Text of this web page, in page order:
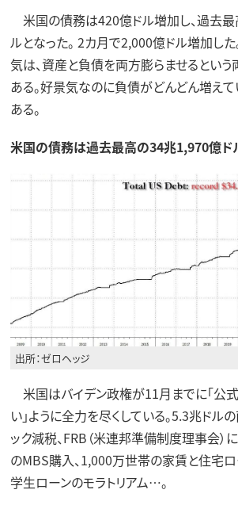
米国の債務は420億ドル増加し、過去
ルとなった。 2カ月で2,000億ドル増加し
気は、資産と負債を両方膨らませるとい
ある。好景気なのに負債がどんどん増え
ある。
米国の債務は過去最高の34兆1,970億ド
出所：ゼロヘッジ
米国はバイデン政権が11月までに「公
い」ように全力を尽くしている。5.3兆ドル
ック減税、FRB（米連邦準備制度理事会）
のMBS購入、1,000万世帯の家賃と住宅ロ
学生ローンのモラトリアム…。